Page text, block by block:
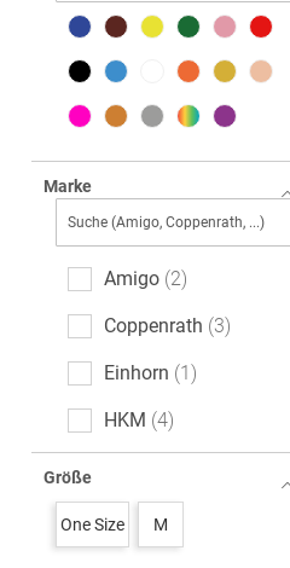
Marke
Amigo 2
Coppenrath 3
Einhorn 1
HKM 4
LIVING PUPPETS
Größe
One Size M